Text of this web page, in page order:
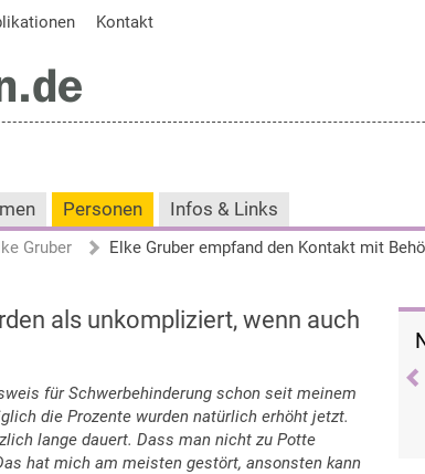
Kontakt
Personen Infos & Links
Gruber
als unkompliziert, wenn auch
für Schwerbehinderung schon seit meinem
die Prozente wurden natürlich erhöht jetzt.
lange dauert. Dass man nicht zu Potte
hat mich am meisten gestört, ansonsten kann